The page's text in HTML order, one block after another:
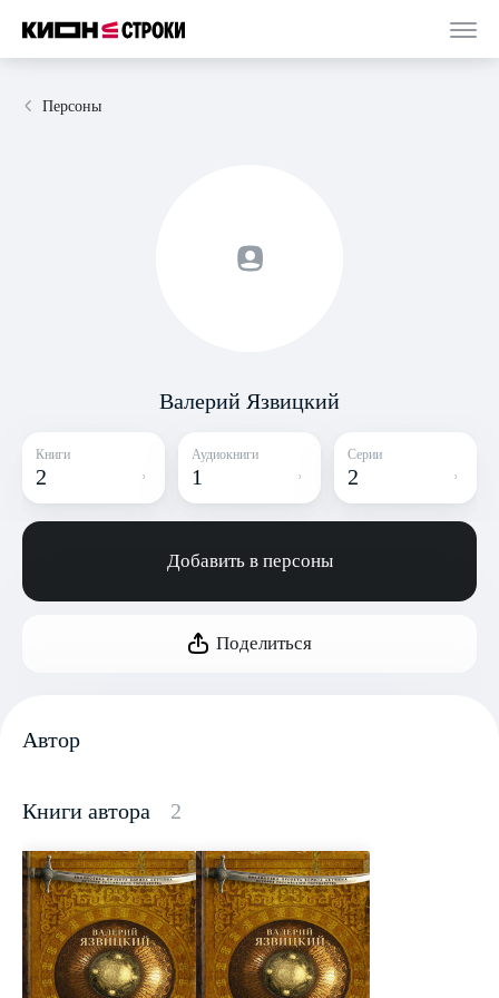
Персоны
Валерий Язвицкий
Книги
2
Аудиокниги
1
Серии
2
Добавить в персоны
Поделиться
Автор
Книги автора 2